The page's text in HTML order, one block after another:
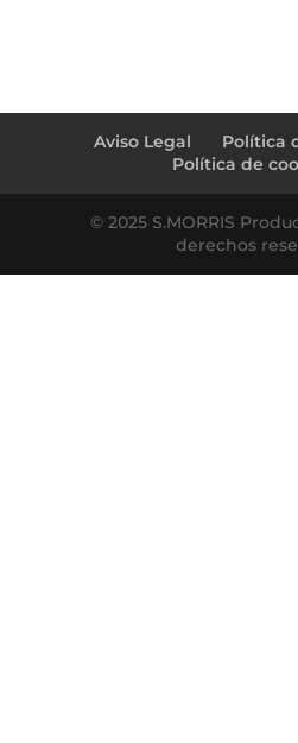
Aviso Legal
Política
Política de
© 2025 S.MORRIS
derechos